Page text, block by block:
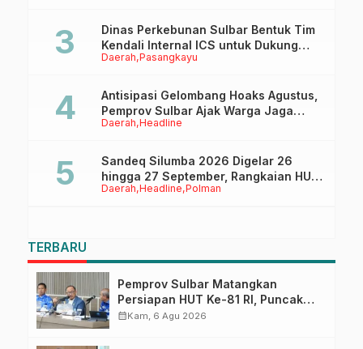
Daerah Pasangkayu
Dinas Perkebunan Sulbar Bentuk Tim
Kendali Internal ICS untuk Dukung
Sertifikasi ISPO Pekebun di
Daerah Headline
Antisipasi Gelombang Hoaks Agustus,
Pemprov Sulbar Ajak Warga Jaga
Ruang Digital
Daerah Headline Polman
Sandeq Silumba 2026 Digelar 26
hingga 27 September, Rangkaian HUT
Sulbar
TERBARU
Pemprov Sulbar Matangkan
Persiapan HUT Ke-81 RI, Puncak
Upacara di Lapangan Ahmad
calendar_monthKam, 6 Agu 2026